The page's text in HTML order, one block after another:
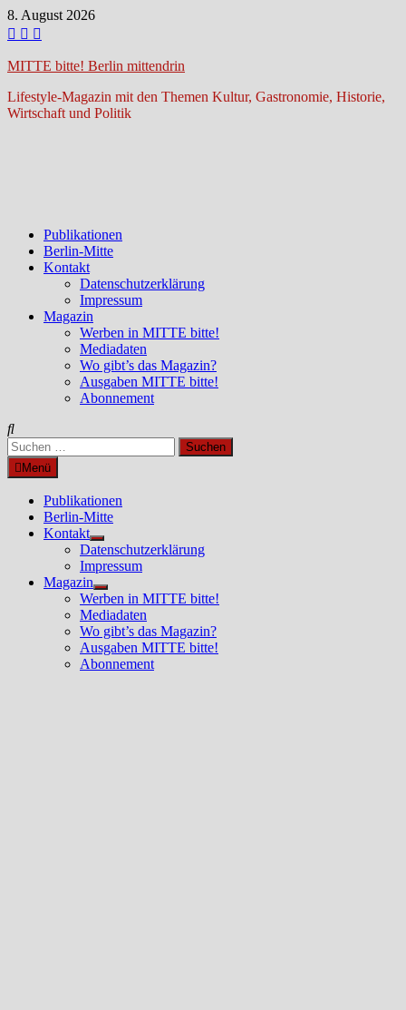
Zum
Inhalt
8. August 2026
MITTE bitte! Berlin mittendrin
Lifestyle-Magazin mit den Themen Kultur, Gastronomie, Historie,
Wirtschaft und Politik
Publikationen
Berlin-Mitte
Kontakt
Datenschutzerklärung
Impressum
Magazin
Werben in MITTE bitte!
Mediadaten
Wo gibt’s das Magazin?
Ausgaben MITTE bitte!
Abonnement
Suchen
nach:Menü
Publikationen
Berlin-Mitte
Kontakt
Untermenü
anzeigen
Datenschutzerklärung
Impressum
Magazin
Untermenü
anzeigen
Werben in MITTE bitte!
Mediadaten
Wo gibt’s das Magazin?
Ausgaben MITTE bitte!
Abonnement